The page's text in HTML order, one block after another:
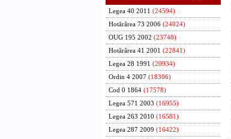
Legea 40 2011 (24594)
Hotărârea 73 2006 (24024)
OUG 195 2002 (23748)
Hotărârea 41 2001 (22841)
Legea 28 1991 (20934)
Ordin 4 2007 (18306)
Cod 0 1864 (17578)
Legea 571 2003 (16955)
Legea 263 2010 (16581)
Legea 287 2009 (16422)